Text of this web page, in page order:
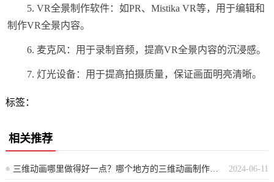
5. VR全景制作软件：如PR、Mistika VR等，用于编辑和
制作VR全景内容。
6. 麦克风：用于录制音频，提高VR全景内容的沉浸感。
7. 灯光设备：用于提高拍摄质量，保证画面明亮清晰。
标签：
相关推荐
2024-06-11
三维动画哪里做得好一点？哪个地方的三维动画制作技术更为出色？